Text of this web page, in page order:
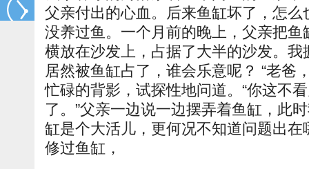
父亲付出的心血。后来鱼缸坏了，怎
没养过鱼。一个月前的晚上，父亲把
横放在沙发上，占据了大半的沙发。
居然被鱼缸占了，谁会乐意呢？ “老爸
忙碌的背影，试探性地问道。“你这不
了。”父亲一边说一边摆弄着鱼缸，此
缸是个大活儿，更何况不知道问题出
修过鱼缸，